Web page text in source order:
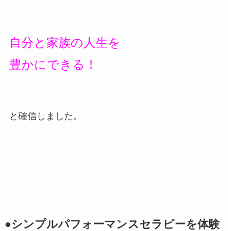
自分と家族の人生を
豊かにできる！
と確信しました。
●シンプルパフォーマンスセラピーを体験